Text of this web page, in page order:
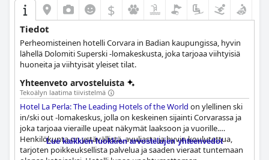
$
Tiedot
Perheomisteinen hotelli Corvara in Badian kaupungissa, hyvin
lähellä Dolomiti Superski -lomakeskusta, joka tarjoaa viihtyisiä
huoneita ja viihtyisät yleiset tilat.
Yhteenveto arvosteluista
Tekoälyn laatima tiivistelmä
Hotel La Perla: The Leading Hotels of the World on ylellinen ski
in/ski out -lomakeskus, jolla on keskeinen sijainti Corvarassa ja
joka tarjoaa vieraille upeat näkymät laaksoon ja vuorille.
Henkilökunta on ystävällistä, avuliasta ja hyvin koulutettua,
tarjoten poikkeuksellista palvelua ja saaden vieraat tuntemaan
Lue kaikkien luokkien arvostelujen yhteenvedot